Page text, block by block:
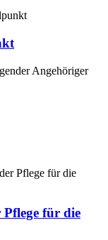
Angehöriger
für die